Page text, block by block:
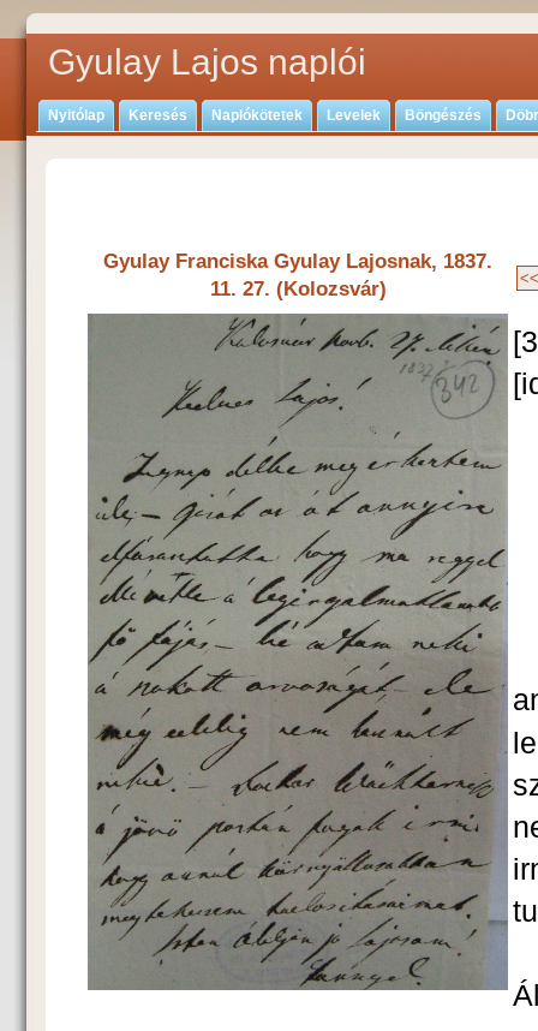
Gyulay Lajos naplói
Nyitólap Keresés Naplókötetek Levelek Böngészés
Gyulay Franciska Gyulay Lajosnak, 1837.
11. 27. (Kolozsvár)